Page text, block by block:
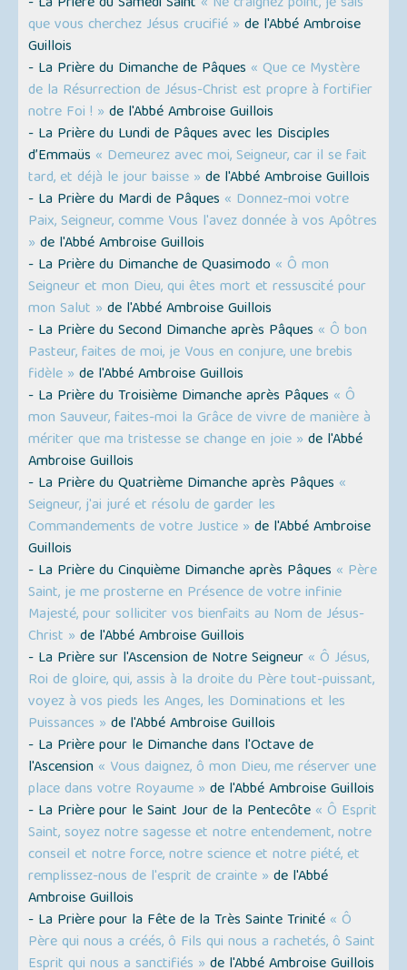
que vous cherchez Jésus crucifié » de l'Abbé Ambroise
Guillois
- La Prière du Dimanche de Pâques « Que ce Mystère
de la Résurrection de Jésus-Christ est propre à fortifier
notre Foi ! » de l'Abbé Ambroise Guillois
- La Prière du Lundi de Pâques avec les Disciples
d’Emmaüs « Demeurez avec moi, Seigneur, car il se fait
tard, et déjà le jour baisse » de l'Abbé Ambroise Guillois
- La Prière du Mardi de Pâques « Donnez-moi votre
Paix, Seigneur, comme Vous l'avez donnée à vos Apôtres
» de l'Abbé Ambroise Guillois
- La Prière du Dimanche de Quasimodo « Ô mon
Seigneur et mon Dieu, qui êtes mort et ressuscité pour
mon Salut » de l'Abbé Ambroise Guillois
- La Prière du Second Dimanche après Pâques « Ô bon
Pasteur, faites de moi, je Vous en conjure, une brebis
fidèle » de l'Abbé Ambroise Guillois
- La Prière du Troisième Dimanche après Pâques « Ô
mon Sauveur, faites-moi la Grâce de vivre de manière à
mériter que ma tristesse se change en joie » de l'Abbé
Ambroise Guillois
- La Prière du Quatrième Dimanche après Pâques «
Seigneur, j'ai juré et résolu de garder les
Commandements de votre Justice » de l'Abbé Ambroise
Guillois
- La Prière du Cinquième Dimanche après Pâques « Père
Saint, je me prosterne en Présence de votre infinie
Majesté, pour solliciter vos bienfaits au Nom de Jésus-
Christ » de l'Abbé Ambroise Guillois
- La Prière sur l'Ascension de Notre Seigneur « Ô Jésus,
Roi de gloire, qui, assis à la droite du Père tout-puissant,
voyez à vos pieds les Anges, les Dominations et les
Puissances » de l'Abbé Ambroise Guillois
- La Prière pour le Dimanche dans l'Octave de
l'Ascension « Vous daignez, ô mon Dieu, me réserver une
place dans votre Royaume » de l'Abbé Ambroise Guillois
- La Prière pour le Saint Jour de la Pentecôte « Ô Esprit
Saint, soyez notre sagesse et notre entendement, notre
conseil et notre force, notre science et notre piété, et
remplissez-nous de l'esprit de crainte » de l'Abbé
Ambroise Guillois
- La Prière pour la Fête de la Très Sainte Trinité « Ô
Père qui nous a créés, ô Fils qui nous a rachetés, ô Saint
Esprit qui nous a sanctifiés » de l'Abbé Ambroise Guillois